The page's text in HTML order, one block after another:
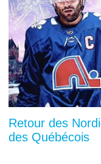
Retour des
des Québécois